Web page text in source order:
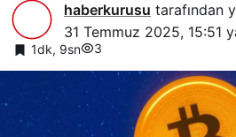
haberkurusu tarafından
31 Temmuz 2025, 15:51
1dk, 9sn 3